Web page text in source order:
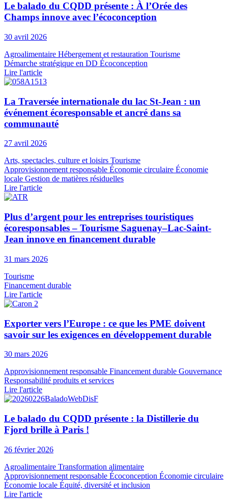
Le balado du CQDD présente : À l’Orée des
Champs innove avec l’écoconception
30 avril 2026
Agroalimentaire Hébergement et restauration Tourisme
Démarche stratégique en DD Écoconception
Lire l'article
La Traversée internationale du lac St‑Jean : un
événement écoresponsable et ancré dans sa
communauté
27 avril 2026
Arts, spectacles, culture et loisirs Tourisme
Approvisionnement responsable Économie circulaire Économie
locale Gestion de matières résiduelles
Lire l'article
Plus d’argent pour les entreprises touristiques
écoresponsables – Tourisme Saguenay–Lac-Saint-
Jean innove en financement durable
31 mars 2026
Tourisme
Financement durable
Lire l'article
Exporter vers l’Europe : ce que les PME doivent
savoir sur les exigences en développement durable
30 mars 2026
Approvisionnement responsable Financement durable Gouvernance
Responsabilité produits et services
Lire l'article
Le balado du CQDD présente : la Distillerie du
Fjord brille à Paris !
26 février 2026
Agroalimentaire Transformation alimentaire
Approvisionnement responsable Écoconception Économie circulaire
Économie locale Équité, diversité et inclusion
Lire l'article